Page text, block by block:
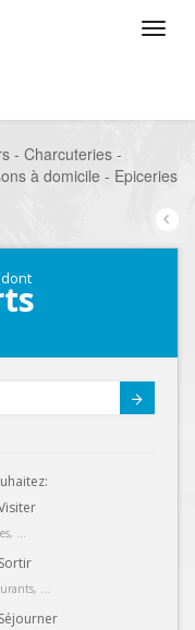
- Charcuteries -
à domicile - Epiceries
...
Sortir
...
Séjourner